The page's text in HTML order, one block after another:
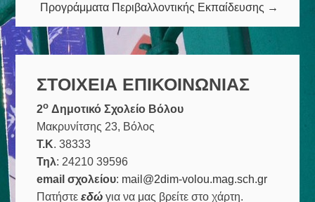
Προγράμματα Περιβαλλοντικής Εκπαίδευσης →
ΣΤΟΙΧΕΙΑ ΕΠΙΚΟΙΝΩΝΙΑΣ
2ο Δημοτικό Σχολείο Βόλου
Μακρυνίτσης 23, Βόλος
Τ.Κ. 38333
Τηλ: 24210 39596
email σχολείου: mail@2dim-volou.mag.sch.gr
Πατήστεεδώ για να μας βρείτε στο χάρτη.